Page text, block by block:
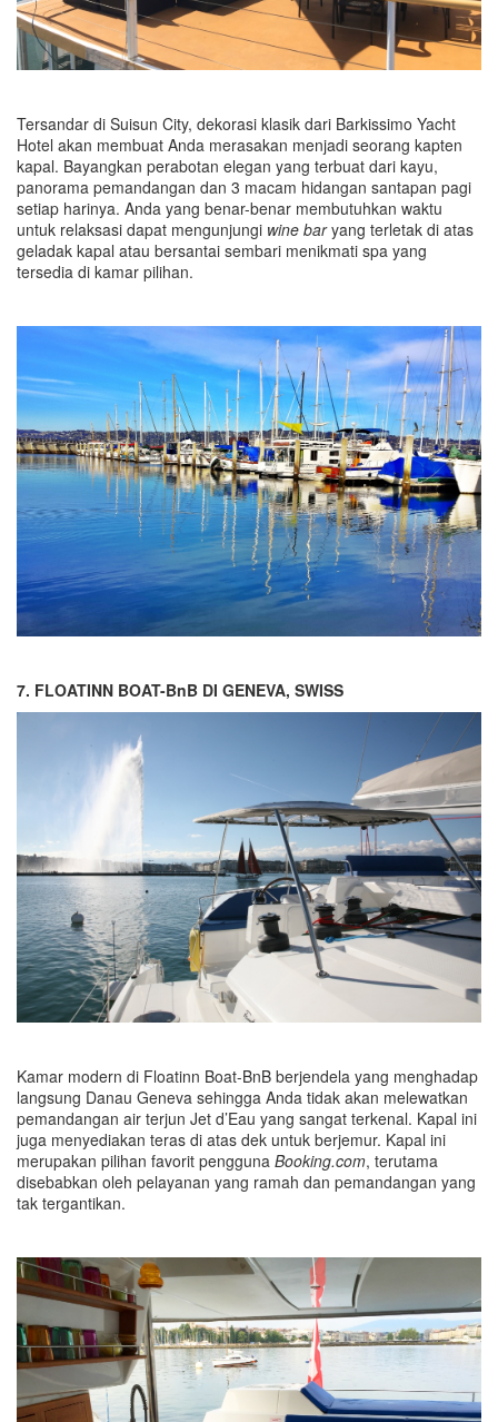
Tersandar di Suisun City, dekorasi klasik dari Barkissimo Yacht
Hotel akan membuat Anda merasakan menjadi seorang kapten
kapal. Bayangkan perabotan elegan yang terbuat dari kayu,
panorama pemandangan dan 3 macam hidangan santapan pagi
setiap harinya. Anda yang benar-benar membutuhkan waktu
untuk relaksasi dapat mengunjungi wine baryang terletak di atas
geladak kapal atau bersantai sembari menikmati spa yang
tersedia di kamar pilihan.
7. FLOATINN BOAT-BnB DI GENEVA, SWISS
Kamar modern di Floatinn Boat-BnB berjendela yang menghadap
langsung Danau Geneva sehingga Anda tidak akan melewatkan
pemandangan air terjun Jet d’Eau yang sangat terkenal. Kapal ini
juga menyediakan teras di atas dek untuk berjemur. Kapal ini
merupakan pilihan favorit pengguna Booking.com, terutama
disebabkan oleh pelayanan yang ramah dan pemandangan yang
tak tergantikan.